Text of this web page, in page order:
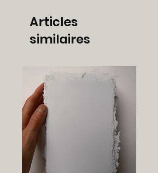
Articles
similaires